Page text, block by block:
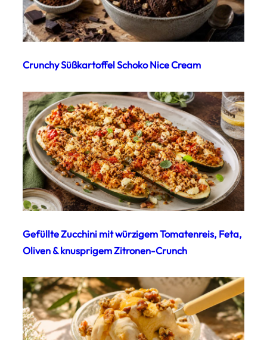
Crunchy Süßkartoffel Schoko Nice Cream
Gefüllte Zucchini mit würzigem Tomatenreis, Feta,
Oliven & knusprigem Zitronen-Crunch